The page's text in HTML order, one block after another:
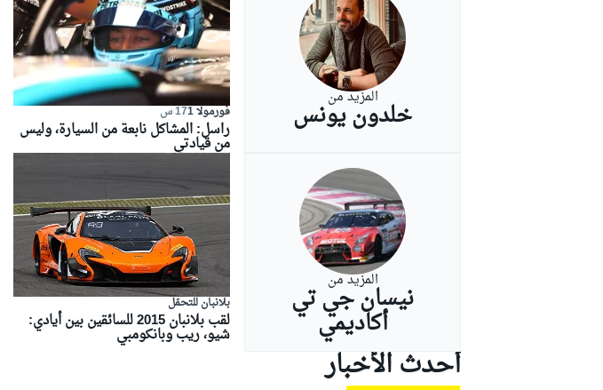
بطولات أخرى
المزيد من
خلدون يونس فورمولا 1 17 س
راسل: المشاكل نابعة من السيارة، وليس
من قيادتي
المزيد من
نيسان جي تي
أكاديمي
بلانبان للتحمّل
لقب بلانبان 2015 للسائقين بين أيادي:
شيو، ريب وبانكومبي
أحدث الأخبار